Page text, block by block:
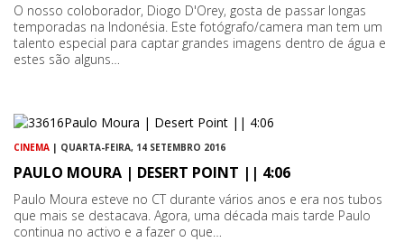
O nosso coloborador, Diogo D'Orey, gosta de passar longas
temporadas na Indonésia. Este fotógrafo/camera man tem um
talento especial para captar grandes imagens dentro de água e
estes são alguns…
CINEMA | QUARTA-FEIRA, 14 SETEMBRO 2016
PAULO MOURA | DESERT POINT || 4:06
Paulo Moura esteve no CT durante vários anos e era nos tubos
que mais se destacava. Agora, uma década mais tarde Paulo
continua no activo e a fazer o que…